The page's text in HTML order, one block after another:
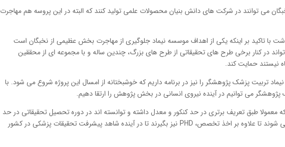
می توانند در شرکت های دانش بنیان محصولات علمی تولید کنند که البته در این پروسه هم مهاجرت
با تاکید بر اینکه یکی از اهداف موسسه نیماد جلوگیری از مهاجرت بخش عظیمی از نخبگان است
تواند در کنار برخی طرح های تحقیقاتی از طرح های بزرگ، چندین ساله و با مجموعه ای از محققین
نیستند حمایت کند.
تربیت پزشک پژوهشگر را نیز در برنامه داریم که خوشبختانه از امسال این پروژه شروع می شود. با
می توانیم در آینده نیروی انسانی در بخش پژوهش را ارتقا دهیم.
معمولا طبق تعریف برتری در حد کنکور و معدل داشته و توانسته اند در دوره تحصیل تحقیقاتی در حد
شوند تا علاوه بر اخذ تخصص، PHD نیز بگیرند تا در آینده شاهد پیشرفت تحقیقات پزشکی در کشور